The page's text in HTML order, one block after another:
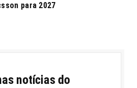
para 2027
notícias do